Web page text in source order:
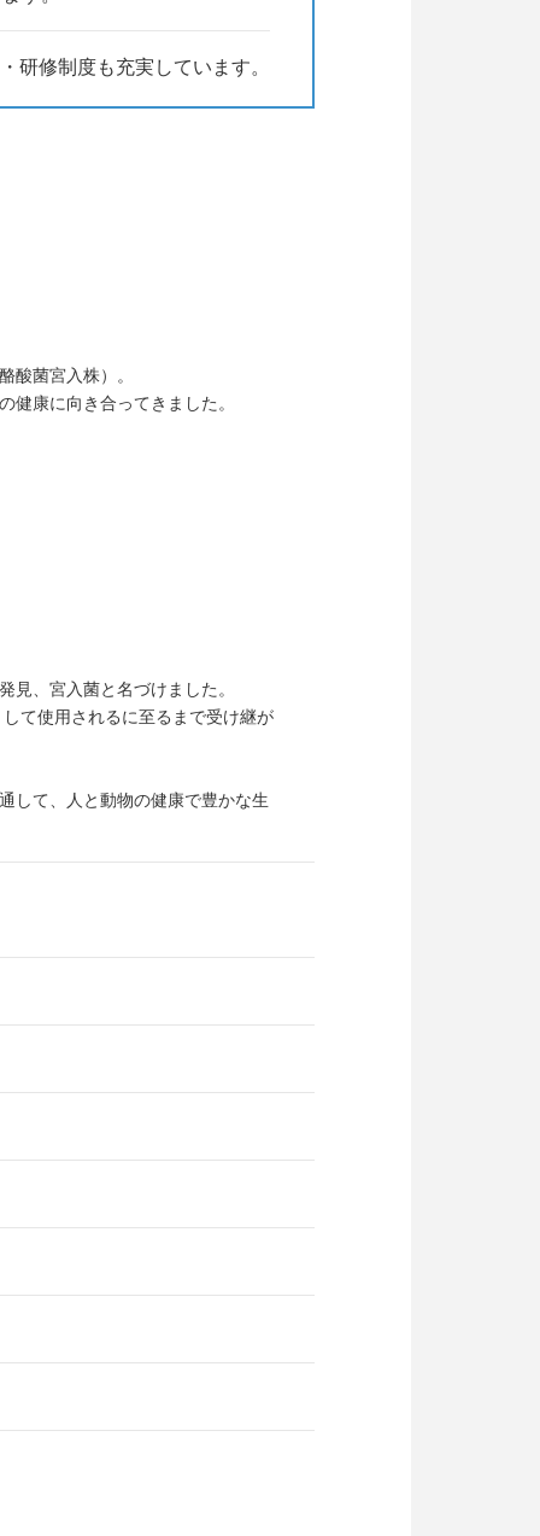
研修制度も充実しています。
酸菌宮入株）。
健康に向き合ってきました。
見、宮入菌と名づけました。
て使用されるに至るまで受け継が
して、人と動物の健康で豊かな生